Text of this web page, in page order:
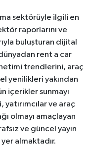
sektörüyle ilgili en
raporlarını ve
buluşturan dijital
rent a car
trendlerini, araç
yenilikleri yakından
içerikler sunmayı
ve araç
olmayı amaçlayan
ve güncel yayın
almaktadır.